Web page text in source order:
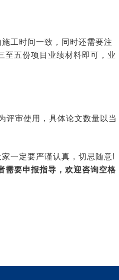
工时间一致，同时还需要注
至五份项目业绩材料即可，业
评审使用，具体论文数量以当
一定要严谨认真，切忌随意!
需要申报指导，欢迎咨询空格